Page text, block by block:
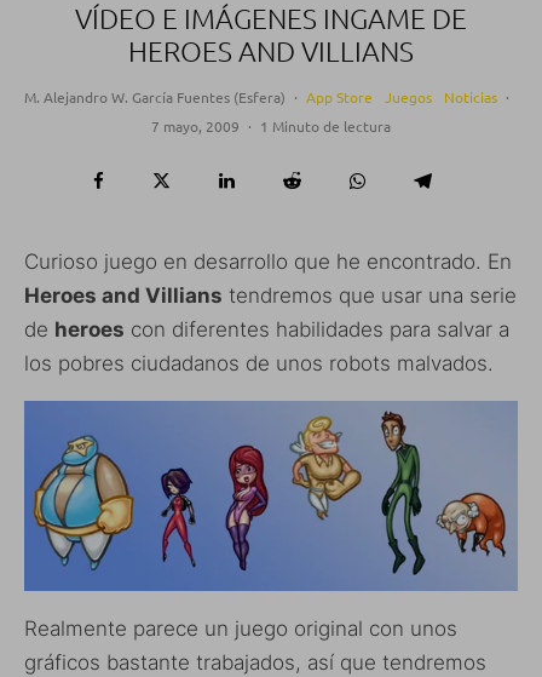
VÍDEO E IMÁGENES INGAME DE
HEROES AND VILLIANS
M. Alejandro W. García Fuentes (Esfera) · App Store Juegos Noticias ·
7 mayo, 2009 · 1 Minuto de lectura
Curioso juego en desarrollo que he encontrado. En
Heroes and Villians tendremos que usar una serie
de heroes con diferentes habilidades para salvar a
los pobres ciudadanos de unos robots malvados.
Realmente parece un juego original con unos
gráficos bastante trabajados, así que tendremos